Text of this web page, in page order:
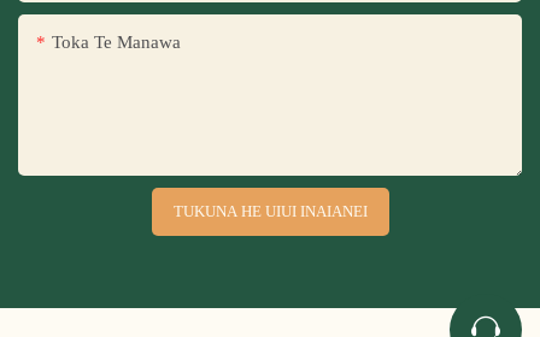
Toka Te Manawa
TUKUNA HE UIUI INAIANEI